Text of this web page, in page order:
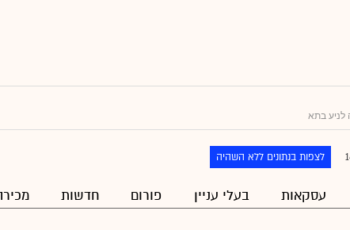
לניע בתא
לצפות בנתונים ללא השהיה
עסקאות בעלי עניין פורום חדשות